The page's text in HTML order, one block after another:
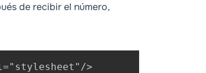
de recibir el número,
>